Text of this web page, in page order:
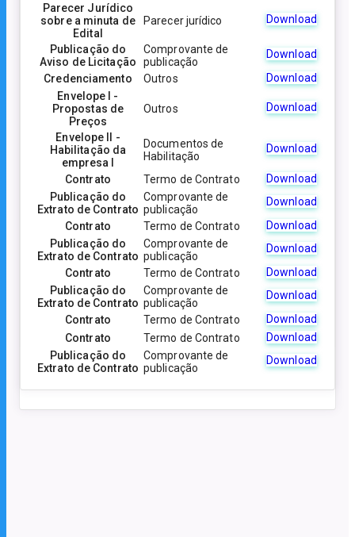
Parecer Jurídico
sobre a minuta de
Edital
Parecer jurídico Download
Publicação do
Aviso de Licitação
Comprovante de
publicação
Download
Credenciamento
Outros
Download
Envelope I -
Propostas de
Preços
Outros Download
Envelope II -
Habilitação da
empresa I
Documentos de
Habilitação
Download
Contrato Termo de Contrato
Download
Publicação do
Extrato de Contrato
Comprovante de
publicação
Download
Contrato
Termo de Contrato
Download
Publicação do
Extrato de Contrato
Comprovante de
publicação
Download
Contrato
Termo de Contrato
Download
Publicação do
Extrato de Contrato
Comprovante de
publicação
Download
Contrato
Termo de Contrato
Download
Contrato
Termo de Contrato
Download
Publicação do
Extrato de Contrato
Comprovante de
publicação
Download